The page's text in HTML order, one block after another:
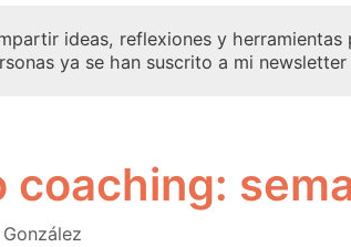
ideas, reflexiones y herramientas
ya se han suscrito a mi
coaching: